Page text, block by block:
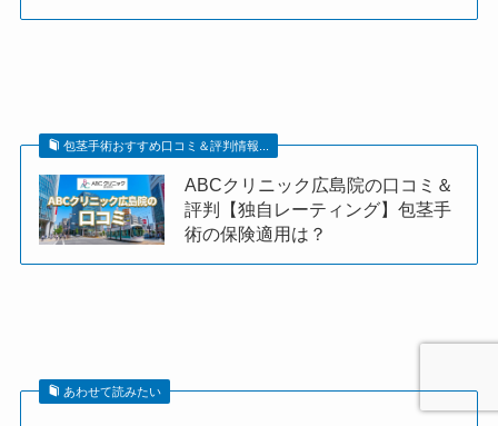
包茎手術おすすめ口コミ＆評判情報...
ABCクリニック広島院の口コミ＆
評判【独自レーティング】包茎手
術の保険適用は？
あわせて読みたい